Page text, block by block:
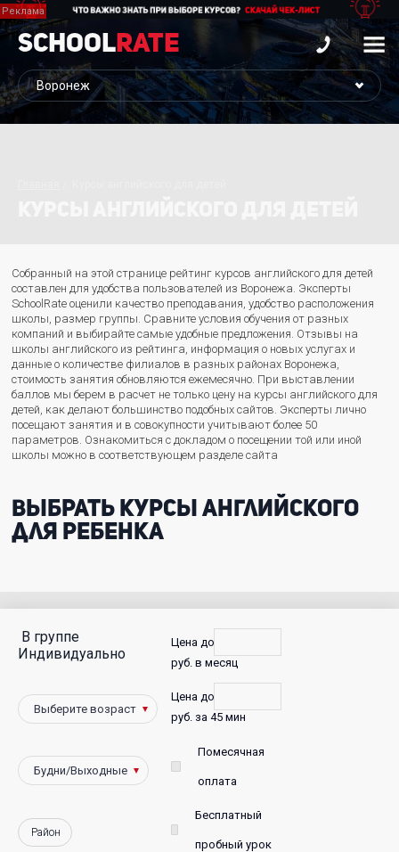
School Rate
Собранный на этой странице рейтинг курсов английского для детей
составлен для удобства пользователей из Воронежа. Эксперты
SchoolRate оценили качество преподавания, удобство расположения
школы, размер группы. Сравните условия обучения от разных
компаний и выбирайте самые удобные предложения. Отзывы на
школы английского из рейтинга, информация о новых услугах и
данные о количестве филиалов в разных районах Воронежа,
стоимость занятия обновляются ежемесячно. При выставлении
баллов мы берем в расчет не только цену на курсы английского для
детей, как делают большинство подобных сайтов. Эксперты лично
посещают занятия и в совокупности учитывают более 50
параметров. Ознакомиться с докладом о посещении той или иной
школы можно в соответствующем разделе сайта
Выбрать курсы английского
для ребенка
В группе
Индивидуально
Район
Цена до
руб. в месяц
Цена до
руб. за 45 мин
Помесячная
оплата
Бесплатный
пробный урок
С
Победители